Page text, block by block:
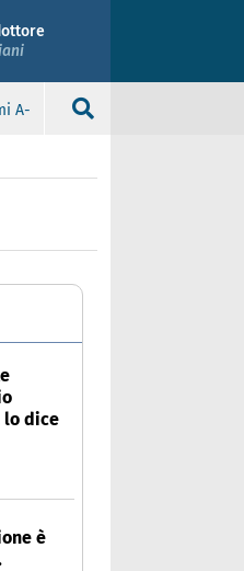
A-
lo dice
è